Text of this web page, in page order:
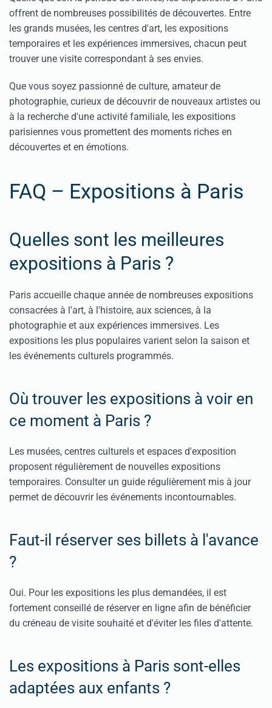
offrent de nombreuses possibilités de découvertes. Entre
les grands musées, les centres d'art, les expositions
temporaires et les expériences immersives, chacun peut
trouver une visite correspondant à ses envies.
Que vous soyez passionné de culture, amateur de
photographie, curieux de découvrir de nouveaux artistes ou
à la recherche d'une activité familiale, les expositions
parisiennes vous promettent des moments riches en
découvertes et en émotions.
FAQ – Expositions à Paris
Quelles sont les meilleures
expositions à Paris ?
Paris accueille chaque année de nombreuses expositions
consacrées à l'art, à l'histoire, aux sciences, à la
photographie et aux expériences immersives. Les
expositions les plus populaires varient selon la saison et
les événements culturels programmés.
Où trouver les expositions à voir en
ce moment à Paris ?
Les musées, centres culturels et espaces d'exposition
proposent régulièrement de nouvelles expositions
temporaires. Consulter un guide régulièrement mis à jour
permet de découvrir les événements incontournables.
Faut-il réserver ses billets à l'avance
?
Oui. Pour les expositions les plus demandées, il est
fortement conseillé de réserver en ligne afin de bénéficier
du créneau de visite souhaité et d'éviter les files d'attente.
Les expositions à Paris sont-elles
adaptées aux enfants ?